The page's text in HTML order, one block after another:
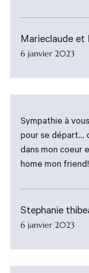
Marieclaude et
6 janvier 2023
Sympathie à
pour se départ...
dans mon coeur
home mon
Stephanie
6 janvier 2023